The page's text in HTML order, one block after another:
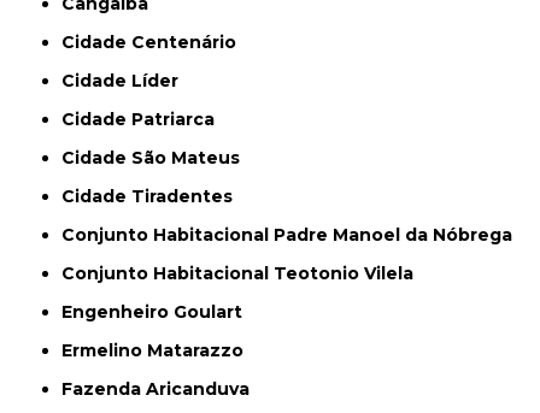
Cidade Centenário
Cidade Líder
Cidade Patriarca
Cidade São Mateus
Cidade Tiradentes
Conjunto Habitacional Padre Manoel da Nóbrega
Conjunto Habitacional Teotonio Vilela
Engenheiro Goulart
Ermelino Matarazzo
Fazenda Aricanduva